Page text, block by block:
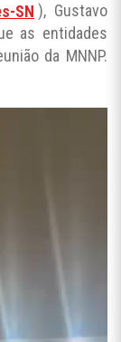
SN ), Gustavo
as entidades
da MNNP.